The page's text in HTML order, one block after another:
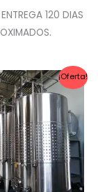
120 DIAS
¡Oferta!